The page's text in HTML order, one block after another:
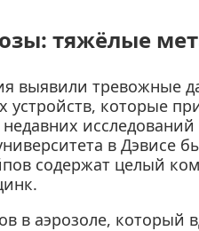
тяжёлые
выявили тревожные
устройств, которые
исследований
в Дэвисе
содержат целый
в аэрозоле, который